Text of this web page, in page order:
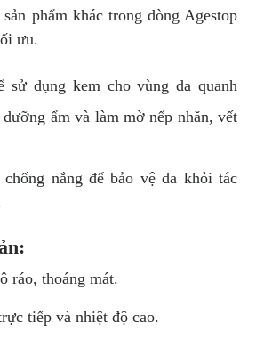
phẩm khác trong dòng Agestop
ưu.
sử dụng kem cho vùng da quanh
dưỡng ẩm và làm mờ nếp nhăn, vết
nắng để bảo vệ da khỏi tác
ráo, thoáng mát.
tiếp và nhiệt độ cao.